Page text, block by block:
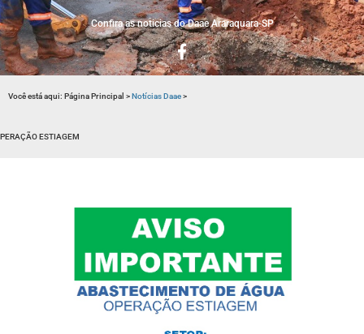
Confira as noticias do Daae Araraquara-SP
Você está aqui: Página Principal >Notícias Daae>
ESTIAGEM